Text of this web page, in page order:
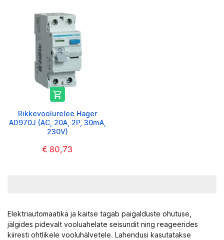

Rikkevoolurelee Hager
AD970J (AC, 20A, 2P, 30mA,
230V)
€ 80,73
Elektriautomaatika ja kaitse tagab paigalduste ohutuse,
jälgides pidevalt vooluahelate seisundit ning reageerides
kiiresti ohtlikele vooluhälvetele. Lahendusi kasutatakse